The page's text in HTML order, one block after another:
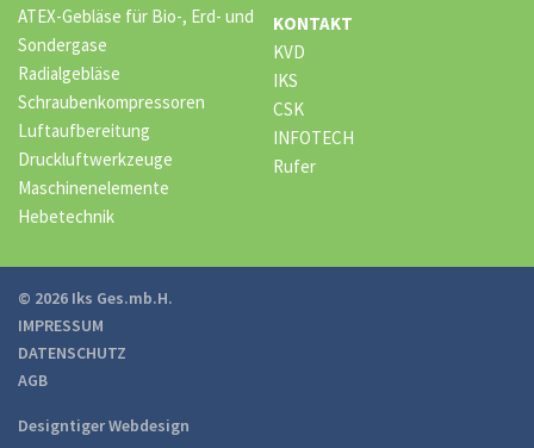
ATEX-Gebläse für Bio-, Erd- und
Sondergase
Radialgebläse
Schraubenkompressoren
Luftaufbereitung
Druckluftwerkzeuge
Maschinenelemente
Hebetechnik
KONTAKT
KVD
IKS
CSK
INFOTECH
Rufer
© 2026 Iks Ges.mb.H.
IMPRESSUM
DATENSCHUTZ
AGB
Designtiger Webdesign